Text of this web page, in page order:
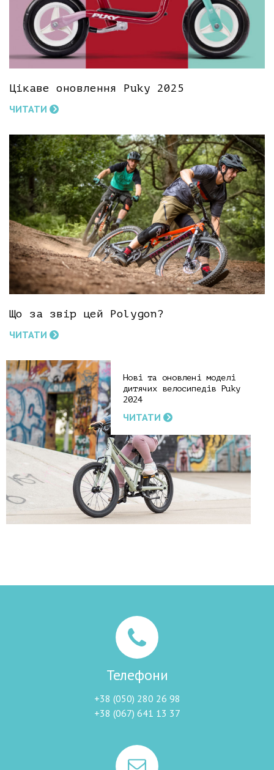
Цікаве оновлення Puky 2025
ЧИТАТИ
Що за звір цей Polygon?
ЧИТАТИ
Нові та оновлені моделі
дитячих велосипедів Puky
2024
ЧИТАТИ
Телефони
+38 (050) 280 26 98
+38 (067) 641 13 37